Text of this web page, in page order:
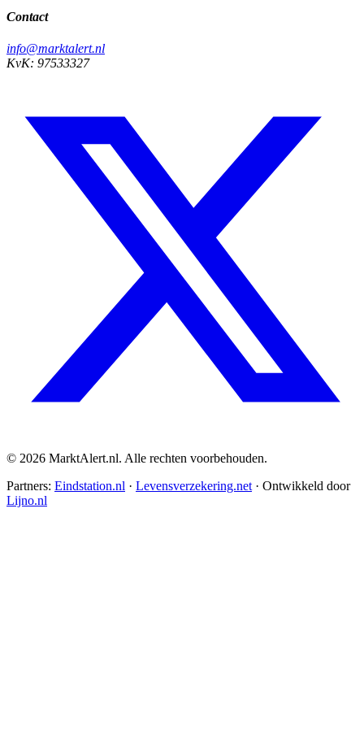
Contact
info@marktalert.nl
KvK: 97533327
© 2026 MarktAlert.nl. Alle rechten voorbehouden.
Partners: Eindstation.nl · Levensverzekering.net · Ontwikkeld door
Lijno.nl